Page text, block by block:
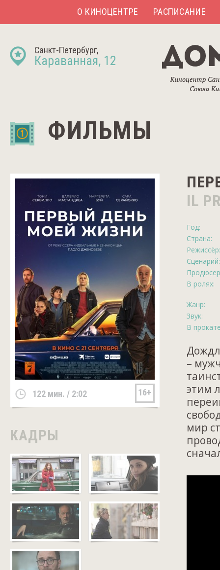
О КИНОЦЕНТРЕ РАСПИСАНИЕ
Санкт-Петербург,
Караванная, 12
ФИЛЬМЫ
122 мин. / 2:02 16+
КАДРЫ
IL
Год:
Страна:
Режиссёр:
Сценарий:
В ролях:
Жанр:
Звук:
В
–
этим
мир